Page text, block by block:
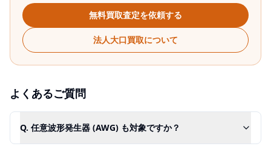
無料買取査定を依頼する
法人大口買取について
よくあるご質問
Q. 任意波形発生器 (AWG) も対象ですか？